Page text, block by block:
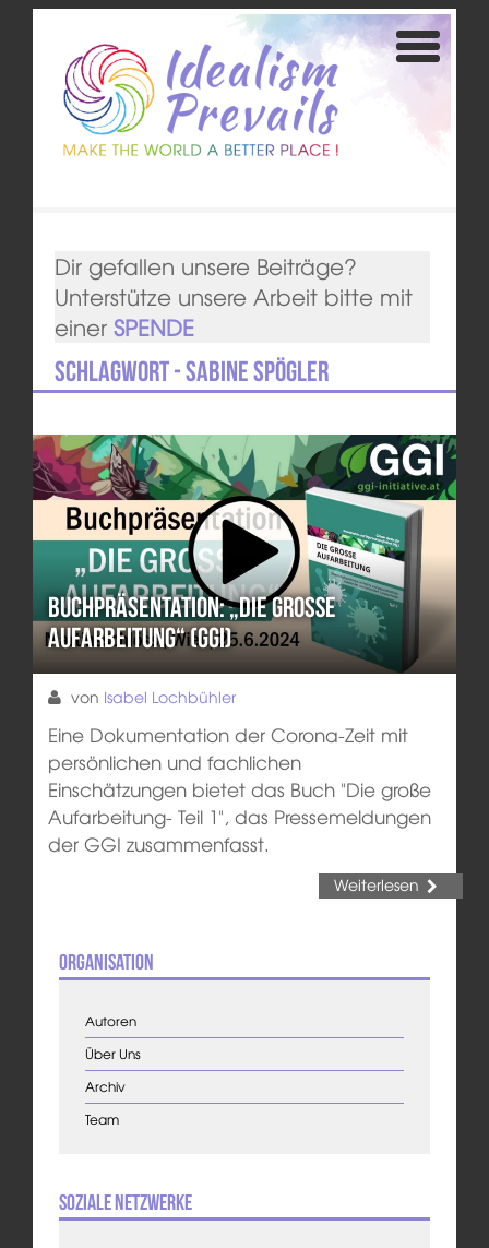
Dir gefallen unsere Beiträge?
Unterstütze unsere Arbeit bitte mit
einer SPENDE
Schlagwort - Sabine Spögler
Buchpräsentation: „Die große
Aufarbeitung“ (GGI)
von Isabel Lochbühler
Eine Dokumentation der Corona-Zeit mit
persönlichen und fachlichen
Einschätzungen bietet das Buch "Die große
Aufarbeitung- Teil 1", das Pressemeldungen
der GGI zusammenfasst.
Weiterlesen
Organisation
Autoren
Über Uns
Archiv
Team
Soziale Netzwerke